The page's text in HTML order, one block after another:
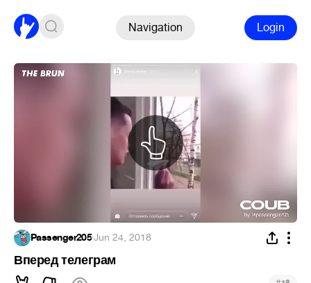
Navigation Login
Passenger205·Jun 24, 2018
Вперед телеграм